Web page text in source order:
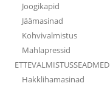
Joogikapid
Jäämasinad
Kohvivalmistus
Mahlapressid
ETTEVALMISTUSSEADMED
Hakklihamasinad